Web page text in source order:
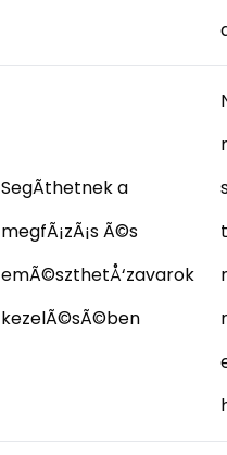
SegÃ­thetnek a
megfÃ¡zÃ¡s Ã©s
emÃ©szthetÅ‘zavarok
kezelÃ©sÃ©ben